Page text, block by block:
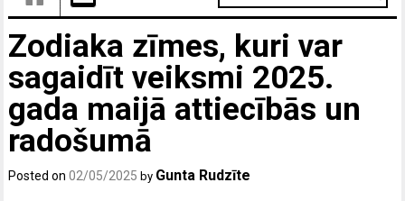
Zodiaka zīmes, kuri var
sagaidīt veiksmi 2025.
gada maijā attiecībās un
radošumā
Posted on02/05/2025 by Gunta Rudzīte